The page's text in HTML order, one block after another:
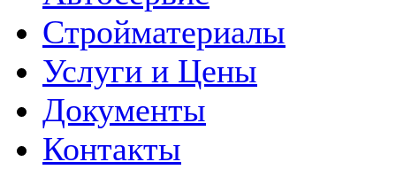
Стройматериалы
Услуги и Цены
Документы
Контакты